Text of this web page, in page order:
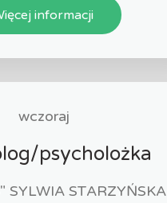
informacji
wczoraj
psycholożka
SYLWIA STARZYŃSKA